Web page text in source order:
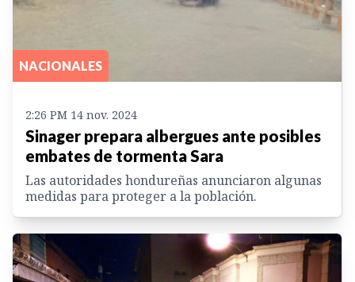
NACIONALES
2:26 PM 14 nov. 2024
Sinager prepara albergues ante posibles
embates de tormenta Sara
Las autoridades hondureñas anunciaron algunas
medidas para proteger a la población.